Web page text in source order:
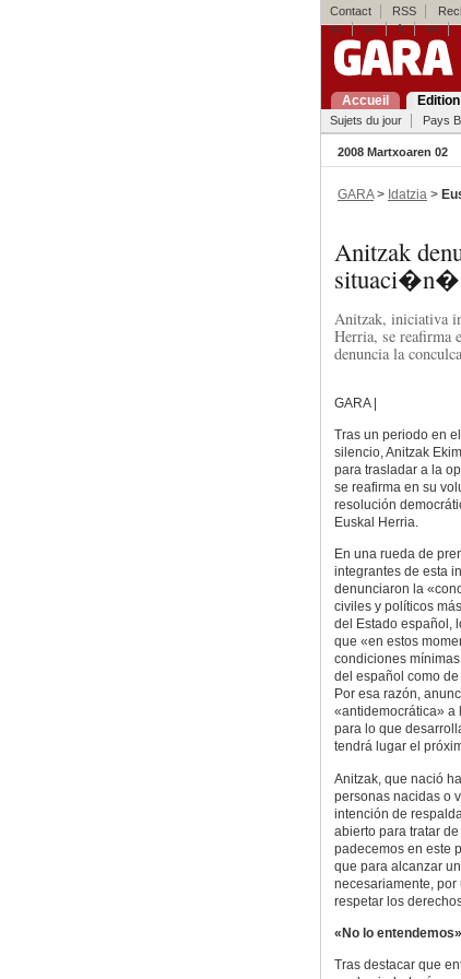
Contact RSS
eu
es fr en
Accueil
Sujets du jour Pays
2008 Martxoaren 02
GARA> Idatzia >
Anitzak
situaci�n�
Anitzak, iniciativa
Herria, se reafirma
denuncia la
GARA |
Tras un periodo en
silencio, Anitzak
para trasladar a la
se reafirma en su
resolución
Euskal Herria.
En una rueda de
integrantes de esta
denunciaron la
civiles y políticos
del Estado español,
que «en estos
condiciones
del español como
Por esa razón,
«antidemocrática» a
para lo que
tendrá lugar el
Anitzak, que nació
personas nacidas o
intención de
abierto para tratar
padecemos en este
que para alcanzar
necesariamente,
respetar los
«No lo entendemos»
Tras destacar que